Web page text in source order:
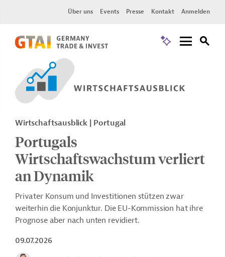
Über uns Events Presse Kontakt Anmelden
Wirtschaftsausblick | Portugal
Portugals
Wirtschaftswachstum verliert
an Dynamik
Privater Konsum und Investitionen stützen zwar
weiterhin die Konjunktur. Die EU-Kommission hat ihre
Prognose aber nach unten revidiert.
09.07.2026